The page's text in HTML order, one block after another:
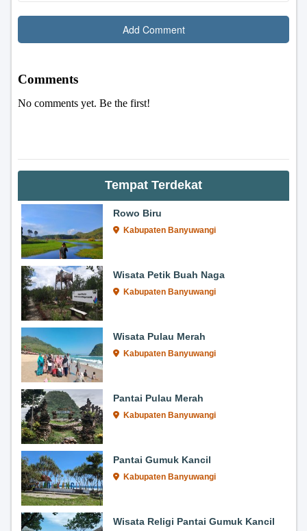
Tempat Terdekat
Rowo Biru
Kabupaten Banyuwangi
Wisata Petik Buah Naga
Kabupaten Banyuwangi
Wisata Pulau Merah
Kabupaten Banyuwangi
Pantai Pulau Merah
Kabupaten Banyuwangi
Pantai Gumuk Kancil
Kabupaten Banyuwangi
Wisata Religi Pantai Gumuk Kancil